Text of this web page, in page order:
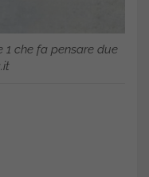
1 che fa pensare due